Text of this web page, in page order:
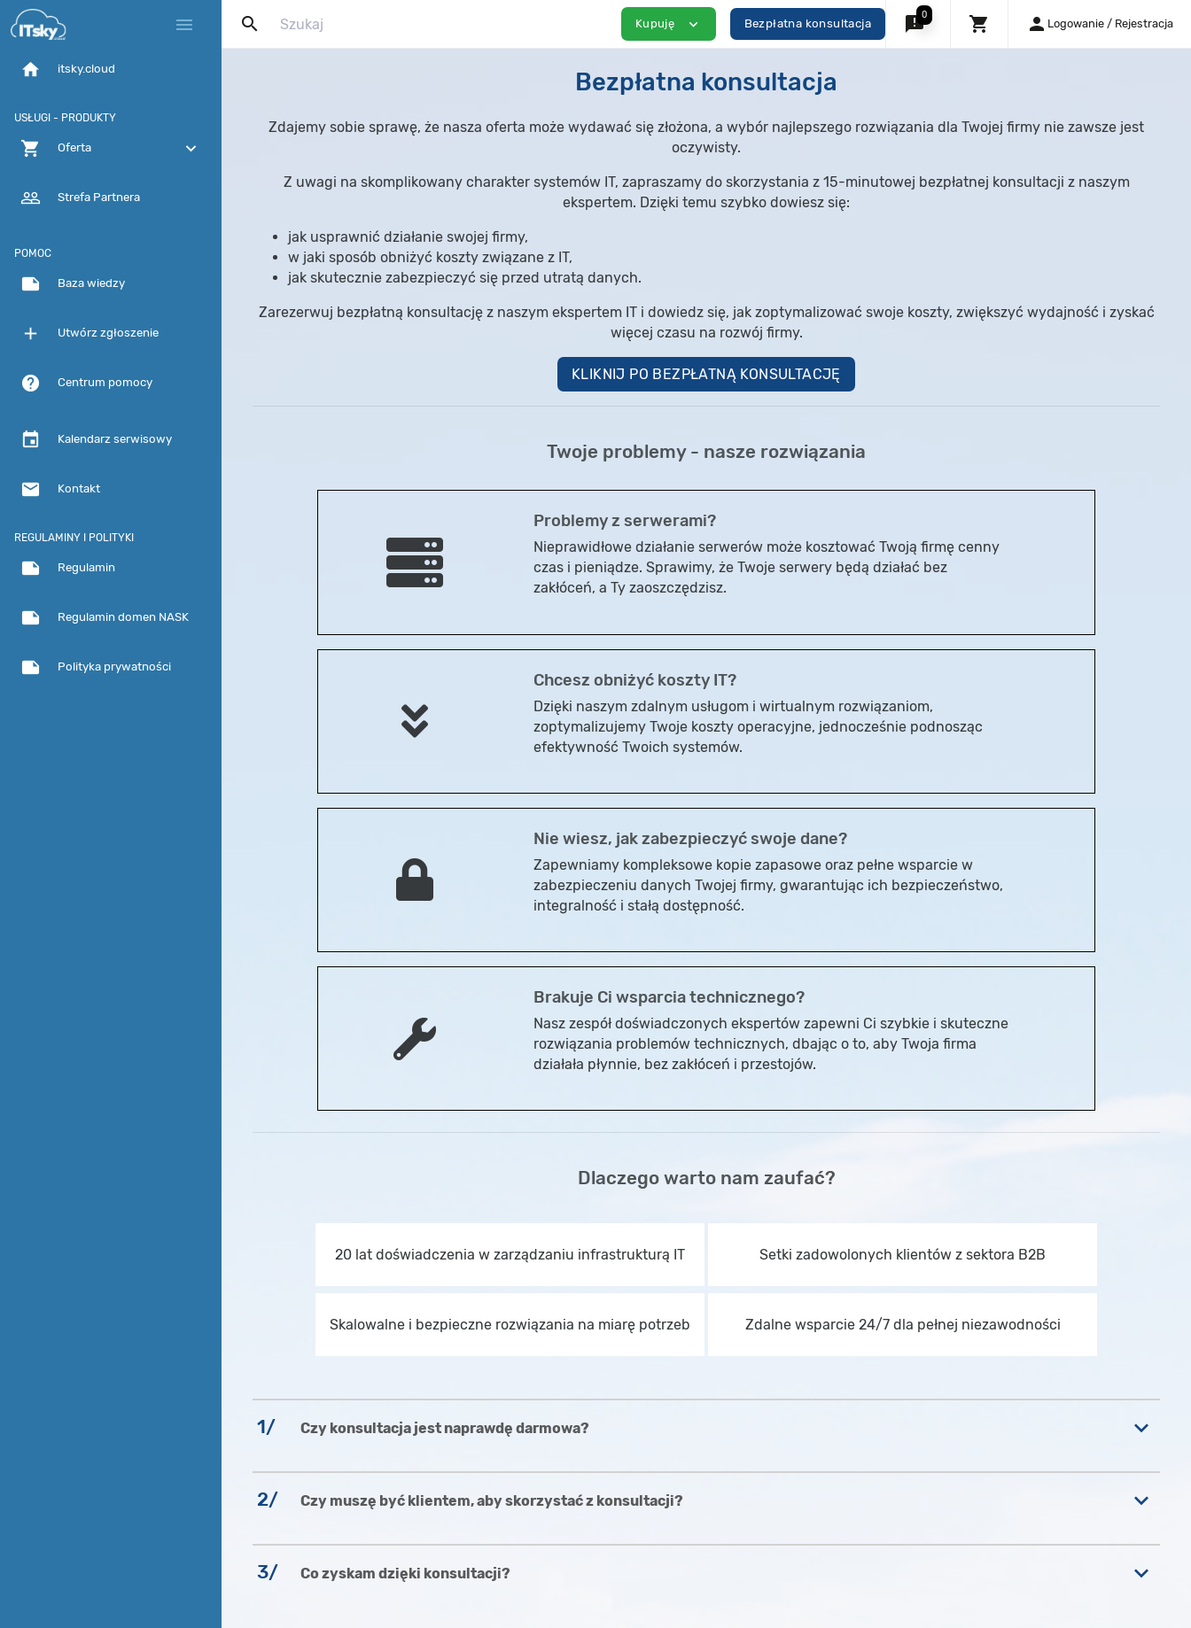
menu search Kupuję expand_more Bezpłatna konsultacja announcement0 shopping_cart person Logowanie / Rejestracja
home itsky.cloud
USŁUGI - PRODUKTY
shopping_cart Oferta expand_more
people_outline Strefa Partnera
POMOC
note Baza wiedzy
add Utwórz zgłoszenie
help Centrum pomocy
event Kalendarz serwisowy
email Kontakt
REGULAMINY I POLITYKI
note Regulamin
note Regulamin domen NASK
note Polityka prywatności
Bezpłatna konsultacja
Zdajemy sobie sprawę, że nasza oferta może wydawać się złożona, a wybór najlepszego rozwiązania dla Twojej firmy nie zawsze jest
oczywisty.
Z uwagi na skomplikowany charakter systemów IT, zapraszamy do skorzystania z 15-minutowej bezpłatnej konsultacji z naszym
ekspertem. Dzięki temu szybko dowiesz się:
jak usprawnić działanie swojej firmy,
w jaki sposób obniżyć koszty związane z IT,
jak skutecznie zabezpieczyć się przed utratą danych.
Zarezerwuj bezpłatną konsultację z naszym ekspertem IT i dowiedz się, jak zoptymalizować swoje koszty, zwiększyć wydajność i zyskać
więcej czasu na rozwój firmy.
KLIKNIJ PO BEZPŁATNĄ KONSULTACJĘ
Twoje problemy - nasze rozwiązania
Problemy z serwerami?
Nieprawidłowe działanie serwerów może kosztować Twoją firmę cenny
czas i pieniądze. Sprawimy, że Twoje serwery będą działać bez
zakłóceń, a Ty zaoszczędzisz.
Chcesz obniżyć koszty IT?
Dzięki naszym zdalnym usługom i wirtualnym rozwiązaniom,
zoptymalizujemy Twoje koszty operacyjne, jednocześnie podnosząc
efektywność Twoich systemów.
Nie wiesz, jak zabezpieczyć swoje dane?
Zapewniamy kompleksowe kopie zapasowe oraz pełne wsparcie w
zabezpieczeniu danych Twojej firmy, gwarantując ich bezpieczeństwo,
integralność i stałą dostępność.
Brakuje Ci wsparcia technicznego?
Nasz zespół doświadczonych ekspertów zapewni Ci szybkie i skuteczne
rozwiązania problemów technicznych, dbając o to, aby Twoja firma
działała płynnie, bez zakłóceń i przestojów.
Dlaczego warto nam zaufać?
20 lat doświadczenia w zarządzaniu infrastrukturą IT Setki zadowolonych klientów z sektora B2B
Skalowalne i bezpieczne rozwiązania na miarę potrzeb Zdalne wsparcie 24/7 dla pełnej niezawodności
1/ Czy konsultacja jest naprawdę darmowa? keyboard_arrow_down
2/ Czy muszę być klientem, aby skorzystać z konsultacji? keyboard_arrow_down
3/ Co zyskam dzięki konsultacji? keyboard_arrow_down